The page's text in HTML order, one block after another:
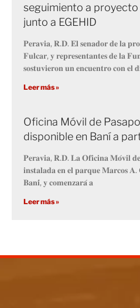
seguimiento a proyecto
junto a EGEHID
𝐏𝐞𝐫𝐚𝐯𝐢𝐚, 𝐑.𝐃. 𝐄𝐥 𝐬𝐞𝐧𝐚𝐝𝐨𝐫 𝐝𝐞 𝐥𝐚
𝐅𝐮𝐥𝐜𝐚𝐫, 𝐲 𝐫𝐞𝐩𝐫𝐞𝐬𝐞𝐧𝐭𝐚𝐧𝐭𝐞𝐬 𝐝𝐞 𝐥𝐚
𝐬𝐨𝐬𝐭𝐮𝐯𝐢𝐞𝐫𝐨𝐧 𝐮𝐧 𝐞𝐧𝐜𝐮𝐞𝐧𝐭𝐫𝐨 𝐜𝐨𝐧 𝐞𝐥
Leer más »
Oficina Móvil de
disponible en Baní a
𝐏𝐞𝐫𝐚𝐯𝐢𝐚, 𝐑.𝐃. 𝐋𝐚 𝐎𝐟𝐢𝐜𝐢𝐧𝐚 𝐌𝐨́𝐯𝐢𝐥
𝐢𝐧𝐬𝐭𝐚𝐥𝐚𝐝𝐚 𝐞𝐧 𝐞𝐥 𝐩𝐚𝐫𝐪𝐮𝐞 𝐌𝐚𝐫𝐜𝐨𝐬
𝐁𝐚𝐧𝐢́, 𝐲 𝐜𝐨𝐦𝐞𝐧𝐳𝐚𝐫𝐚́ 𝐚
Leer más »